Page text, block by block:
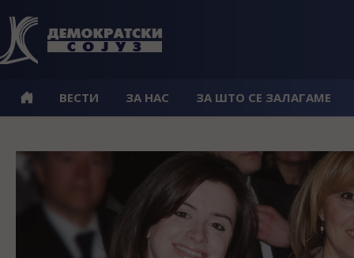
ВЕСТИ ЗА НАС ЗА ШТО СЕ ЗАЛАГАМЕ